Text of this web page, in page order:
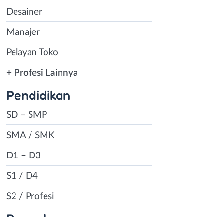
Desainer
Manajer
Pelayan Toko
+ Profesi Lainnya
Pendidikan
SD – SMP
SMA / SMK
D1 – D3
S1 / D4
S2 / Profesi